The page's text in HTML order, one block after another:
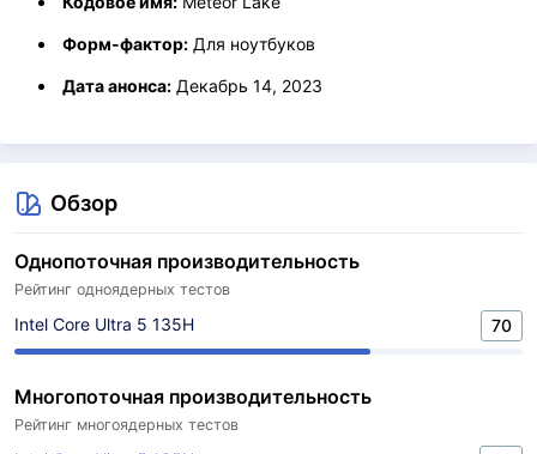
Форм-фактор: Для ноутбуков
Дата анонса: Декабрь 14, 2023
Обзор
Однопоточная производительность
Рейтинг одноядерных тестов
Intel Core Ultra 5 135H 70
Многопоточная производительность
Рейтинг многоядерных тестов